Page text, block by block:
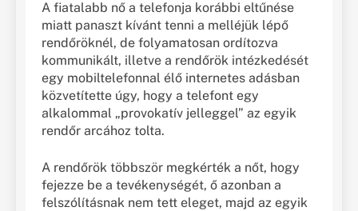
A fiatalabb nő a telefonja korábbi eltűnése
miatt panaszt kívánt tenni a melléjük lépő
rendőröknél, de folyamatosan ordítozva
kommunikált, illetve a rendőrök intézkedését
egy mobiltelefonnal élő internetes adásban
közvetítette úgy, hogy a telefont egy
alkalommal „provokatív jelleggel” az egyik
rendőr arcához tolta.
A rendőrök többször megkérték a nőt, hogy
fejezze be a tevékenységét, ő azonban a
felszólításnak nem tett eleget, majd az egyik